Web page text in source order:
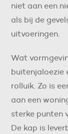
niet aan een
als bij de
uitvoeringen.
Wat
buitenjaloezie
rolluik. Zo is
aan een
sterke punten
De kap is